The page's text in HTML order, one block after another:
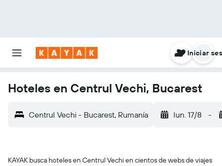
Iniciar
Hoteles en Centrul Vechi, Bucarest
Centrul Vechi - Bucarest, Rumanía lun. 17/8 -
KAYAK busca hoteles en Centrul Vechi en cientos de webs de viajes